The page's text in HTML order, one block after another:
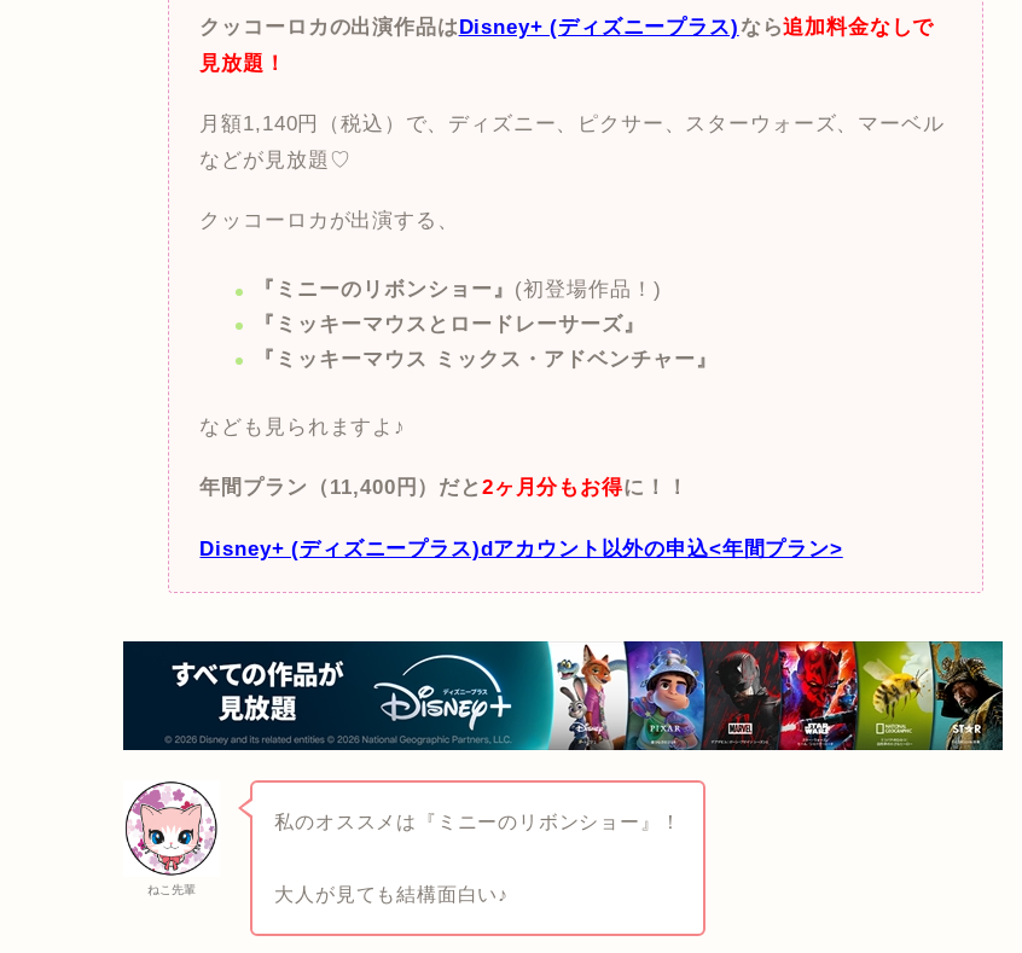
クッコーロカの出演作品は Disney+ (ディズニープラス)なら追加料金なしで
見放題！
月額1,140円（税込）で、ディズニー、ピクサー、スターウォーズ、マーベル
などが見放題♡
クッコーロカが出演する、
『ミニーのリボンショー』 (初登場作品！)
『ミッキーマウスとロードレーサーズ』
『ミッキーマウス ミックス・アドベンチャー』
なども見られますよ♪
年間プラン（11,400円）だと 2ヶ月分もお得に！！
Disney+ (ディズニープラス)dアカウント以外の申込<年間プラン>
ねこ先輩
私のオススメは『ミニーのリボンショー』！
大人が見ても結構面白い♪